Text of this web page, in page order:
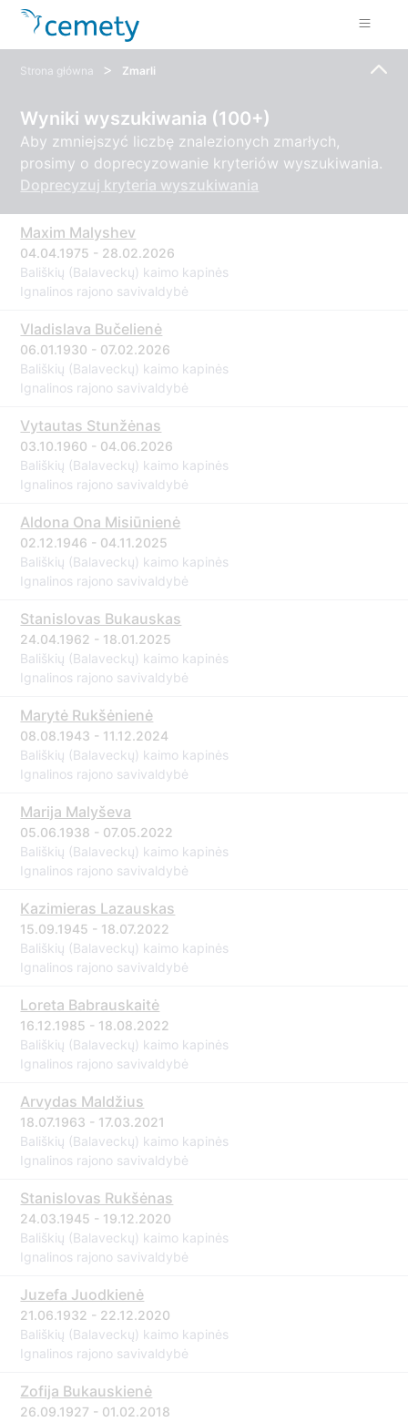
Strona główna > Zmarli
Wyniki wyszukiwania (100+)
Aby zmniejszyć liczbę znalezionych zmarłych,
prosimy o doprecyzowanie kryteriów wyszukiwania.
Doprecyzuj kryteria wyszukiwania
Maxim Malyshev
04.04.1975 - 28.02.2026
Bališkių (Balaveckų) kaimo kapinės
Ignalinos rajono savivaldybė
Vladislava Bučelienė
06.01.1930 - 07.02.2026
Bališkių (Balaveckų) kaimo kapinės
Ignalinos rajono savivaldybė
Vytautas Stunžėnas
03.10.1960 - 04.06.2026
Bališkių (Balaveckų) kaimo kapinės
Ignalinos rajono savivaldybė
Aldona Ona Misiūnienė
02.12.1946 - 04.11.2025
Bališkių (Balaveckų) kaimo kapinės
Ignalinos rajono savivaldybė
Stanislovas Bukauskas
24.04.1962 - 18.01.2025
Bališkių (Balaveckų) kaimo kapinės
Ignalinos rajono savivaldybė
Marytė Rukšėnienė
08.08.1943 - 11.12.2024
Bališkių (Balaveckų) kaimo kapinės
Ignalinos rajono savivaldybė
Marija Malyševa
05.06.1938 - 07.05.2022
Bališkių (Balaveckų) kaimo kapinės
Ignalinos rajono savivaldybė
Kazimieras Lazauskas
15.09.1945 - 18.07.2022
Bališkių (Balaveckų) kaimo kapinės
Ignalinos rajono savivaldybė
Loreta Babrauskaitė
16.12.1985 - 18.08.2022
Bališkių (Balaveckų) kaimo kapinės
Ignalinos rajono savivaldybė
Arvydas Maldžius
18.07.1963 - 17.03.2021
Bališkių (Balaveckų) kaimo kapinės
Ignalinos rajono savivaldybė
Stanislovas Rukšėnas
24.03.1945 - 19.12.2020
Bališkių (Balaveckų) kaimo kapinės
Ignalinos rajono savivaldybė
Juzefa Juodkienė
21.06.1932 - 22.12.2020
Bališkių (Balaveckų) kaimo kapinės
Ignalinos rajono savivaldybė
Zofija Bukauskienė
26.09.1927 - 01.02.2018